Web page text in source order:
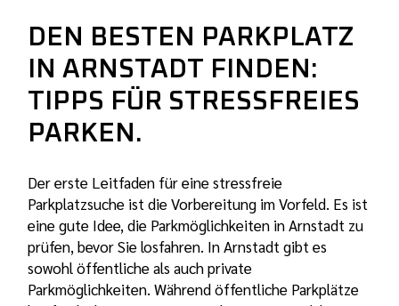
DEN BESTEN PARKPLATZ
IN ARNSTADT FINDEN:
TIPPS FÜR STRESSFREIES
PARKEN.
Der erste Leitfaden für eine stressfreie
Parkplatzsuche ist die Vorbereitung im Vorfeld. Es ist
eine gute Idee, die Parkmöglichkeiten in Arnstadt zu
prüfen, bevor Sie losfahren. In Arnstadt gibt es
sowohl öffentliche als auch private
Parkmöglichkeiten. Während öffentliche Parkplätze